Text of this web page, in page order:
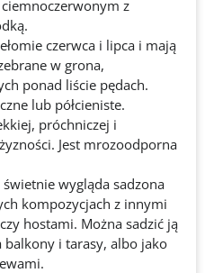
z
czerwca i lipca i mają
w grona,
ponad liście pędach.
lub półcieniste.
próchniczej i
Jest mrozoodporna
świetnie wygląda sadzona
kompozycjach z innymi
hostami. Można sadzić ją
i tarasy, albo jako